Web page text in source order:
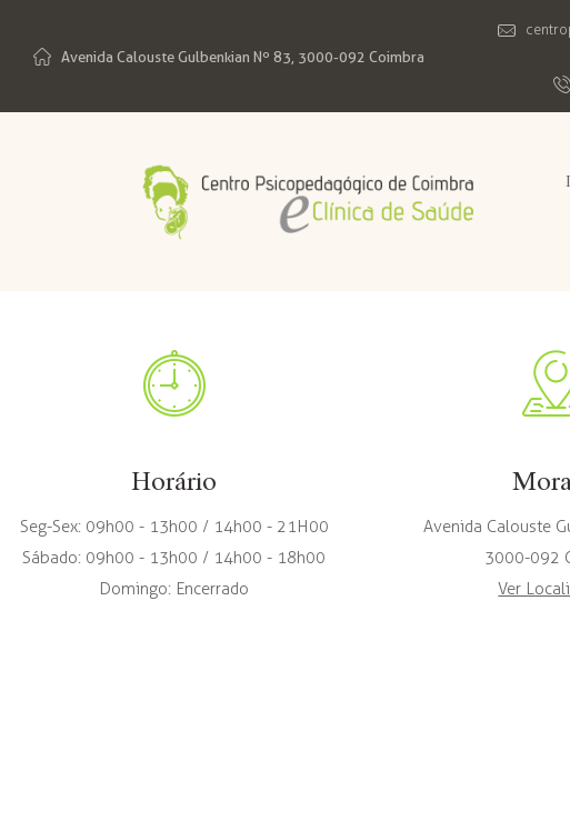
Avenida Calouste Gulbenkian Nº 83, 3000-092 Coimbra
Horário
Seg-Sex: 09h00 - 13h00 / 14h00 - 21H00
Sábado: 09h00 - 13h00 / 14h00 - 18h00
Domingo: Encerrado
Avenida Calouste
3000-092
Ver